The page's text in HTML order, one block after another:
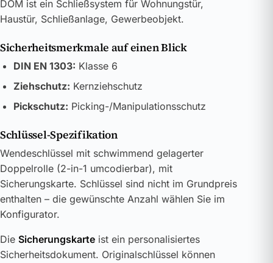
DOM ist ein Schließsystem für Wohnungstür,
Haustür, Schließanlage, Gewerbeobjekt.
Sicherheitsmerkmale auf einen Blick
DIN EN 1303: Klasse 6
Ziehschutz: Kernziehschutz
Pickschutz: Picking-/Manipulationsschutz
Schlüssel-Spezifikation
Wendeschlüssel mit schwimmend gelagerter
Doppelrolle (2-in-1 umcodierbar), mit
Sicherungskarte. Schlüssel sind nicht im Grundpreis
enthalten – die gewünschte Anzahl wählen Sie im
Konfigurator.
Die Sicherungskarte ist ein personalisiertes
Sicherheitsdokument. Originalschlüssel können